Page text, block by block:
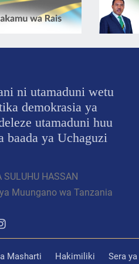
ni utamaduni wetu
demokrasia ya
utamaduni huu
baada ya Uchaguzi
SULUHU HASSAN
Muungano wa Tanzania
Masharti Hakimiliki Sera